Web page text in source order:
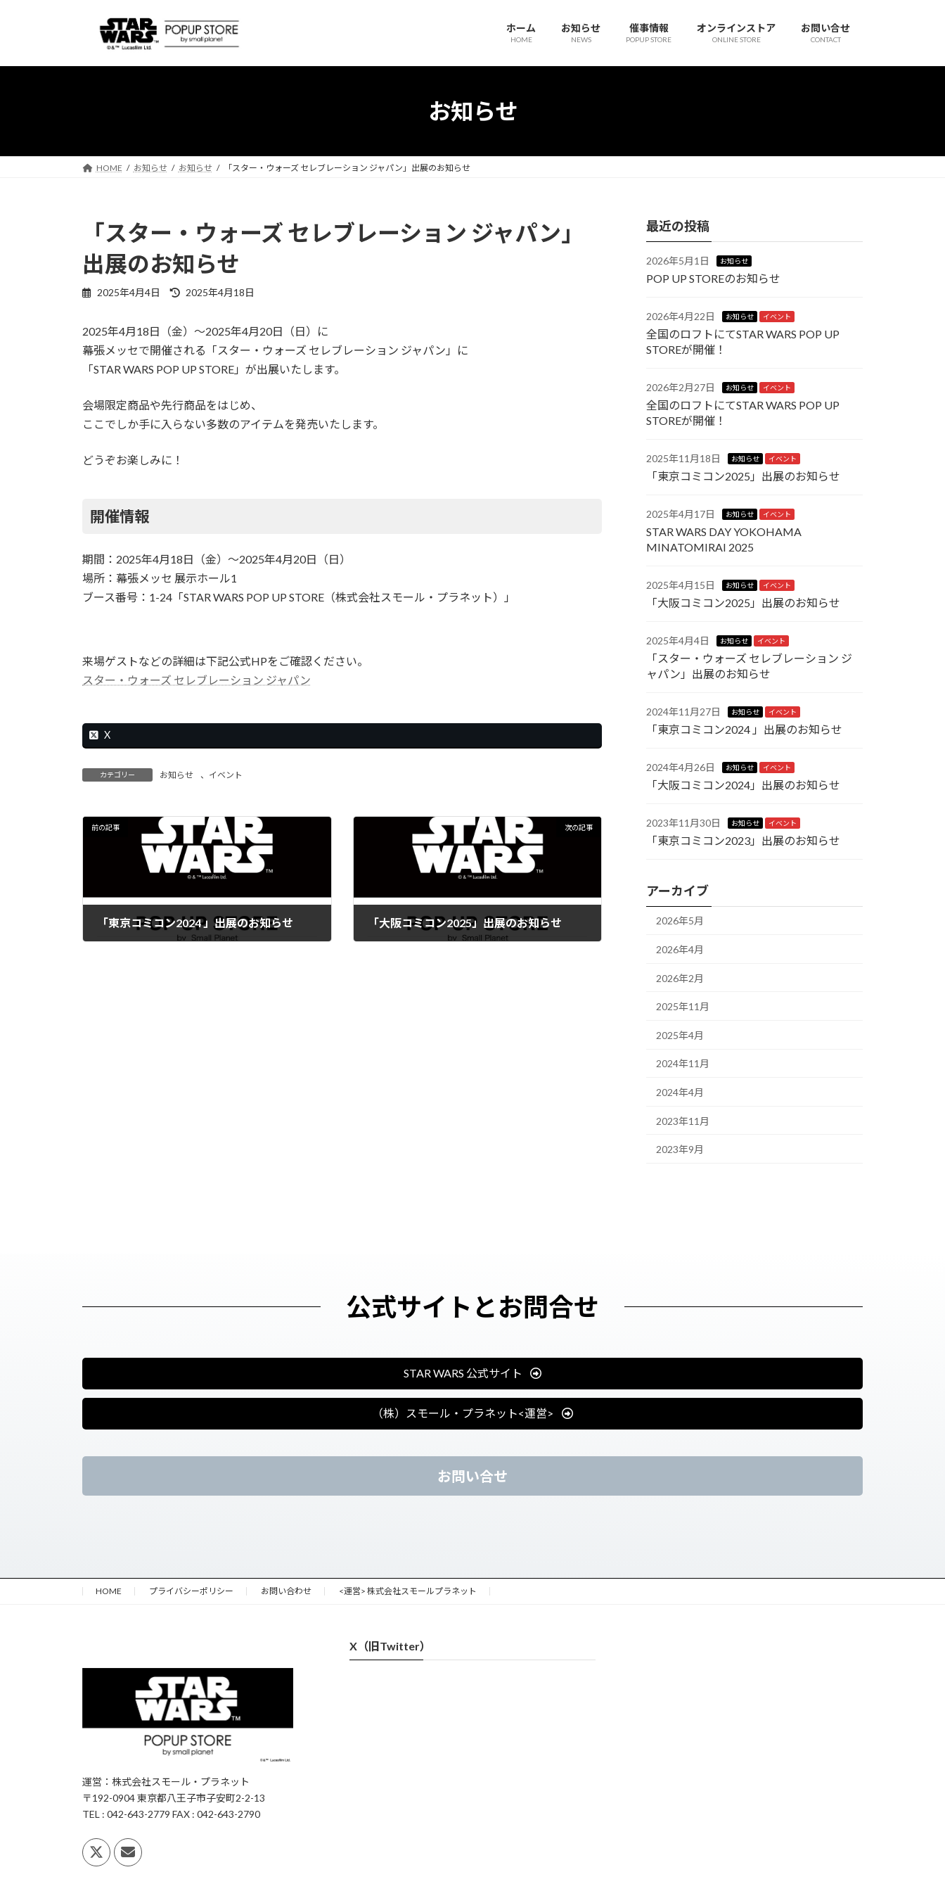
プ
動
ホーム
HOME
お知らせ
NEWS
催事情報
POPUP STORE
オンラインストア
ONLINE STORE
お問い合せ
CONTACT
お知らせ
HOME お知らせ お知らせ 「スター・ウォーズ セレブレーション ジャパン」出展のお知らせ
「スター・ウォーズ セレブレーション ジャパン」
出展のお知らせ
2025年4月4日
最
新
日
:
2025年4月18日
2025年4月18日（金）～2025年4月20日（日）に
幕張メッセで開催される「スター・ウォーズ セレブレーション ジャパン」に
「STAR WARS POP UP STORE」が出展いたします。
会場限定商品や先行商品をはじめ、
ここでしか手に入らない多数のアイテムを発売いたします。
どうぞお楽しみに！
開催情報
期間：2025年4月18日（金）～2025年4月20日（日）
場所：幕張メッセ 展示ホール1
ブース番号：1-24「STAR WARS POP UP STORE（株式会社スモール・プラネット）」
来場ゲストなどの詳細は下記公式HPをご確認ください。
スター・ウォーズ セレブレーション ジャパン
X
カテゴリー お知らせ 、 イベント
前の記事
「東京コミコン2024 」出展のお知らせ
次の記事
「大阪コミコン2025」出展のお知らせ
最近の投稿
2026年5月1日 お知らせ
POP UP STOREのお知らせ
2026年4月22日 お知らせ イベント
全国のロフトにてSTAR WARS POP UP
STOREが開催！
2026年2月27日 お知らせ イベント
全国のロフトにてSTAR WARS POP UP
STOREが開催！
2025年11月18日 お知らせ イベント
「東京コミコン2025」出展のお知らせ
2025年4月17日 お知らせ イベント
STAR WARS DAY YOKOHAMA
MINATOMIRAI 2025
2025年4月15日 お知らせ イベント
「大阪コミコン2025」出展のお知らせ
2025年4月4日 お知らせ イベント
「スター・ウォーズ セレブレーション ジ
ャパン」出展のお知らせ
2024年11月27日 お知らせ イベント
「東京コミコン2024 」出展のお知らせ
2024年4月26日 お知らせ イベント
「大阪コミコン2024」出展のお知らせ
2023年11月30日 お知らせ イベント
「東京コミコン2023」出展のお知らせ
アーカイブ
2026年5月
2026年4月
2026年2月
2025年11月
2025年4月
2024年11月
2024年4月
2023年11月
2023年9月
公式サイトとお問合せ
STAR WARS 公式サイト
（株）スモール・プラネット<運営>
お問い合せ
HOME プライバシーポリシー お問い合わせ <運営> 株式会社スモールプラネット
運営：株式会社スモール・プラネット
〒192-0904 東京都八王子市子安町2-2-13
TEL : 042-643-2779 FAX : 042-643-2790
X（旧Twitter）